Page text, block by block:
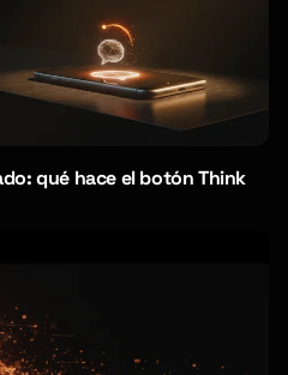
qué hace el botón Think